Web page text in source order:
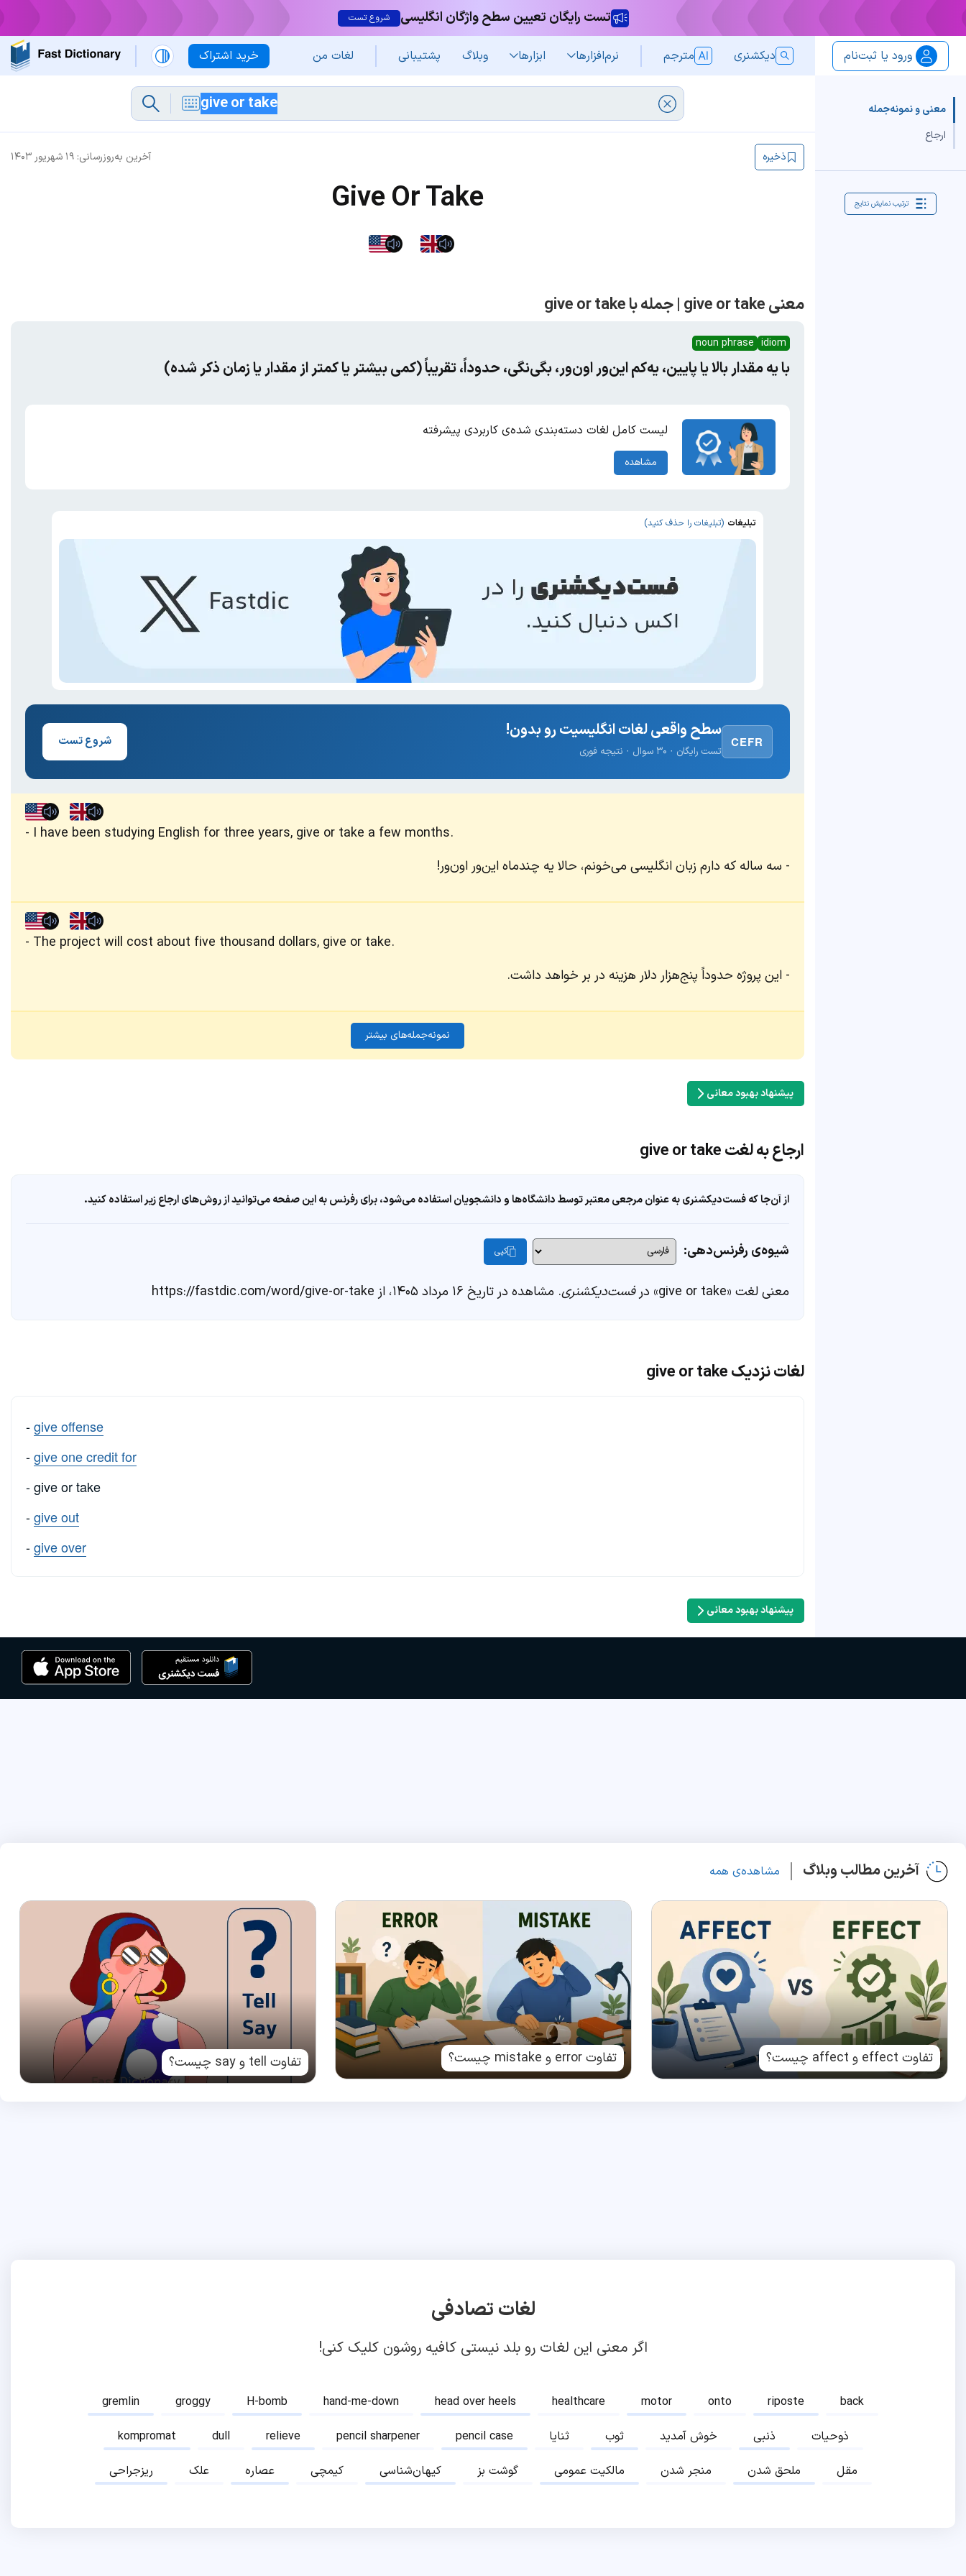
تست رایگان تعیین سطح واژگان انگلیسی شروع تست
خرید اشتراک ورود یا ثبت‌نام دیکشنری مترجم نرم‌افزار‌ها ابزارها وبلاگ پشتیبانی لغات من
معنی و نمونه‌جمله
ارجاع
ترتیب نمایش نتایج
آخرین به‌روزرسانی: ۱۹ شهریور ۱۴۰۳ ذخیره
Give Or Take
معنی give or take | جمله با give or take
idiom
noun phrase
با یه مقدار بالا یا پایین، یه‌کم این‌ور اون‌ور، بگی‌نگی، حدوداً، تقریباً (کمی بیشتر یا کمتر از مقدار یا زمان ذکر شده)
لیست کامل لغات دسته‌بندی شده‌ی کاربردی پیشرفته
مشاهده
تبلیغات (تبلیغات را حذف کنید)
CEFR
سطح واقعی لغات انگلیسیت رو بدون!
تست رایگان · ۳۰ سوال · نتیجه فوری
شروع تست
I have been studying English for three years, give or take a few months.
سه ساله که دارم زبان انگلیسی می‌خونم، حالا یه‌ چندماه این‌ور اون‌ور!
The project will cost about five thousand dollars, give or take.
این پروژه حدوداً پنج‌هزار دلار هزینه در بر خواهد داشت.
نمونه‌جمله‌های بیشتر
پیشنهاد بهبود معانی
ارجاع به لغت give or take
از آن‌جا که فست‌دیکشنری به عنوان مرجعی معتبر توسط دانشگاه‌ها و دانشجویان استفاده می‌شود، برای رفرنس به این صفحه می‌توانید از روش‌های ارجاع زیر استفاده کنید.
شیوه‌ی رفرنس‌دهی: کپی
معنی لغت «give or take» در فست‌دیکشنری. مشاهده در تاریخ ۱۶ مرداد ۱۴۰۵، از https://fastdic.com/word/give-or-take
لغات نزدیک give or take
-give offense
-give one credit for
- give or take
-give out
-give over
پیشنهاد بهبود معانی
آخرین مطالب وبلاگ مشاهده‌ی همه
تفاوت effect و affect چیست؟ تفاوت error و mistake چیست؟ تفاوت tell و say چیست؟
لغات تصادفی
اگر معنی این لغات رو بلد نیستی کافیه روشون کلیک کنی!
gremlin groggy H-bomb hand-me-down head over heels healthcare motor onto riposte
back
kompromat
dull relieve pencil sharpener pencil case ثنایا ثوب خوش آمدید ذنبی
ذوحیات
ریزجراحی
علک عصاره کیمچی کیهان‌شناسی گوشت بز مالکیت عمومی منجر شدن ملحق شدن مقل